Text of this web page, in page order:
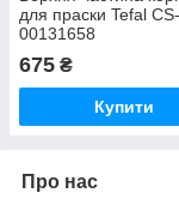
для праски Tefal CS-
00131658
675 ₴
Купити
Про нас